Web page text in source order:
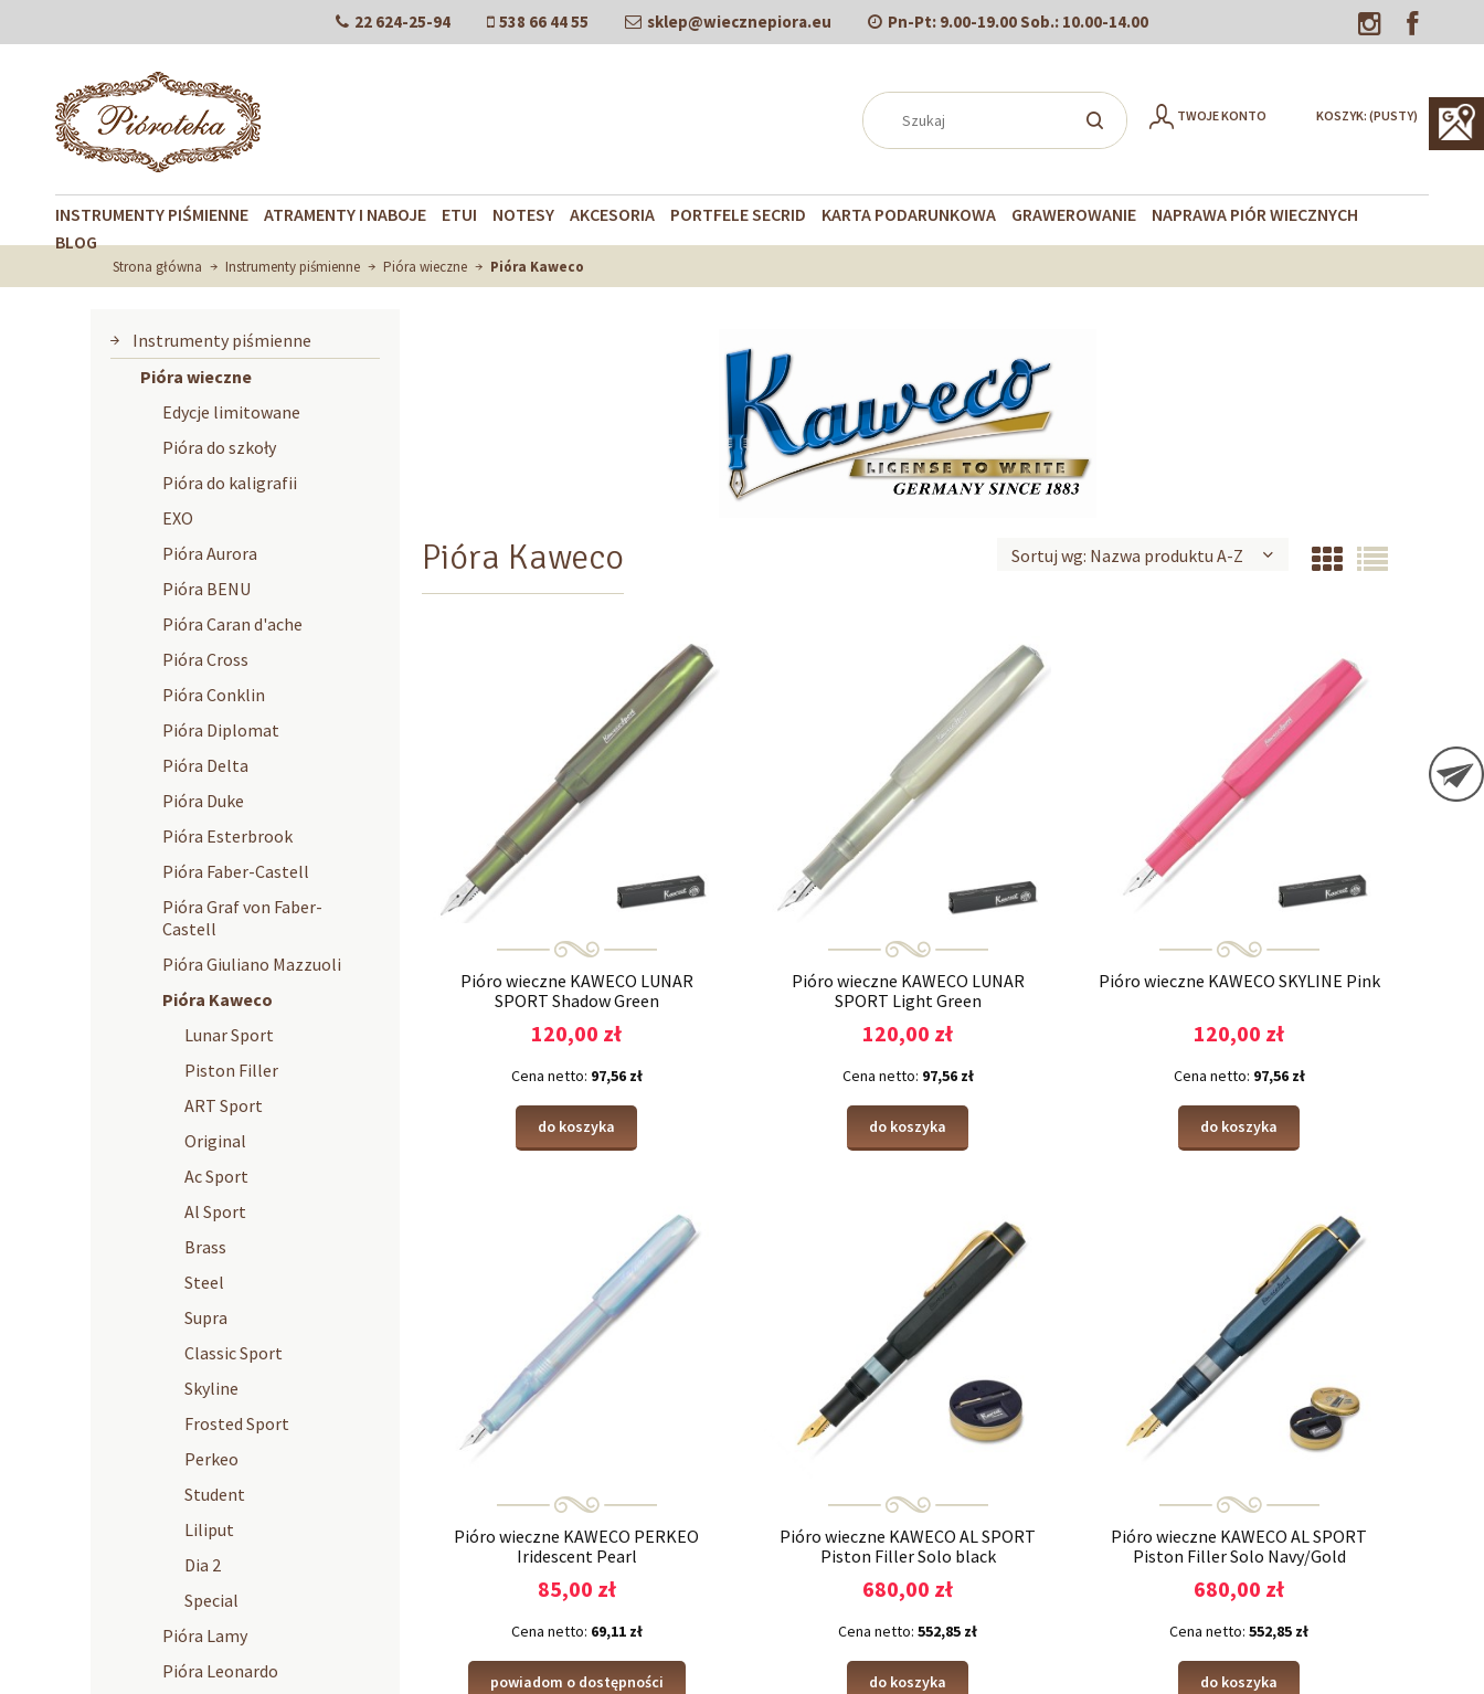
22 624-25-94 538 66 44 55 sklep@wiecznepiora.eu Pn-Pt: 9.00-19.00Sob.: 10.00-14.00
KOSZYK: (PUSTY)
TWOJE KONTO
INSTRUMENTY PIŚMIENNE ATRAMENTY I NABOJE ETUI NOTESY AKCESORIA PORTFELE SECRID KARTA PODARUNKOWA GRAWEROWANIE
NAPRAWA PIÓR WIECZNYCH
BLOG
Strona główna Instrumenty piśmienne Pióra wieczne Pióra Kaweco
Instrumenty piśmienne
Pióra wieczne
Edycje limitowane
Pióra do szkoły
Pióra do kaligrafii
EXO
Pióra Aurora
Pióra BENU
Pióra Caran d'ache
Pióra Cross
Pióra Conklin
Pióra Diplomat
Pióra Delta
Pióra Duke
Pióra Esterbrook
Pióra Faber-Castell
Pióra Graf von Faber-
Castell
Pióra Giuliano Mazzuoli
Pióra Kaweco
Lunar Sport
Piston Filler
ART Sport
Original
Ac Sport
Al Sport
Brass
Steel
Supra
Classic Sport
Skyline
Frosted Sport
Perkeo
Student
Liliput
Dia 2
Special
Pióra Lamy
Pióra Leonardo
Pióra Kaweco Sortuj wg: Nazwa produktu A-Z
Pióro wieczne KAWECO LUNAR
SPORT Shadow Green
120,00 zł
Cena netto: 97,56 zł
do koszyka
Pióro wieczne KAWECO LUNAR
SPORT Light Green
120,00 zł
Cena netto: 97,56 zł
do koszyka
Pióro wieczne KAWECO SKYLINE Pink
120,00 zł
Cena netto: 97,56 zł
do koszyka
Pióro wieczne KAWECO PERKEO
Iridescent Pearl
85,00 zł
Cena netto: 69,11 zł
powiadom o dostępności
Pióro wieczne KAWECO AL SPORT
Piston Filler Solo black
680,00 zł
Cena netto: 552,85 zł
do koszyka
Pióro wieczne KAWECO AL SPORT
Piston Filler Solo Navy/Gold
680,00 zł
Cena netto: 552,85 zł
do koszyka